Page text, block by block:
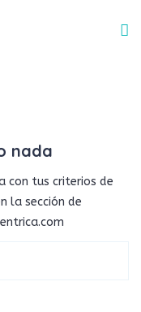
nada
con tus criterios de
la sección de